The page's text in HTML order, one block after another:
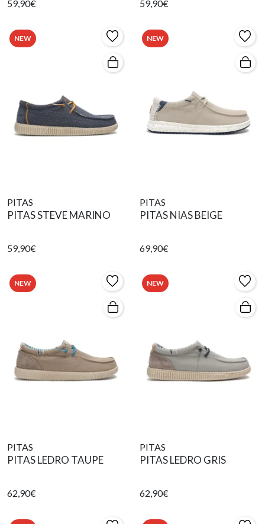
59,90€ 59,90€
NEW
PITAS
PITAS STEVE MARINO
59,90€
NEW
PITAS
PITAS NIAS BEIGE
69,90€
NEW
PITAS
PITAS LEDRO TAUPE
62,90€
NEW
PITAS
PITAS LEDRO GRIS
62,90€